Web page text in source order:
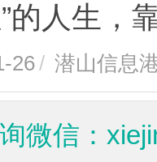
的人生，
26/ 潜山信息
微信：